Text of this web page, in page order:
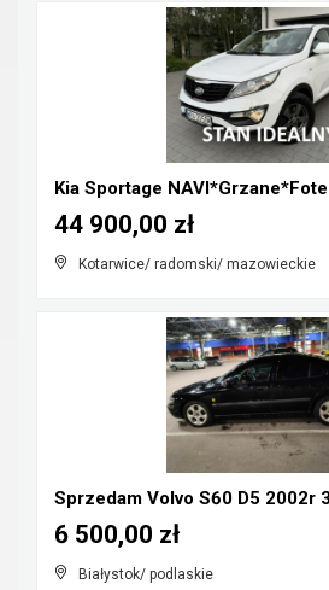
Kotarwice/ radomski/ mazowieckie
44 900,00 zł
Sprzedam Volvo S60 D5 2002r
Białystok/ podlaskie
6 500,00 zł